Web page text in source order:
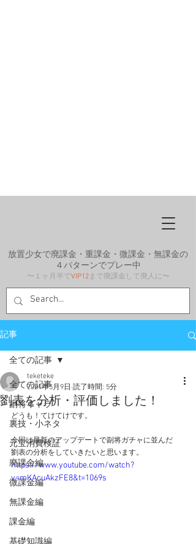
放置少女で廃課金・重課金・微課金・無課金の
４パターンでプレー中
〜１ヶ月半でVIP12まで廃課金して廃人に〜
記事
全ての記事
副将キャラ
裏技・小ネタ
元宝消費検証
廃課金編
微課金編
無課金編
課金編
基礎知識編
全ての記事
劉表を分析・評価しました！
teketeke
2021年5月9日 読了時間: 5分
どうも！てけてけです。
今回は最新のアップデートで副将ガチャに並んだ
劉表の分析をしていきたいと思います。
https://www.youtube.com/watch?
v=mKAcuAkzFE8&t=1069s